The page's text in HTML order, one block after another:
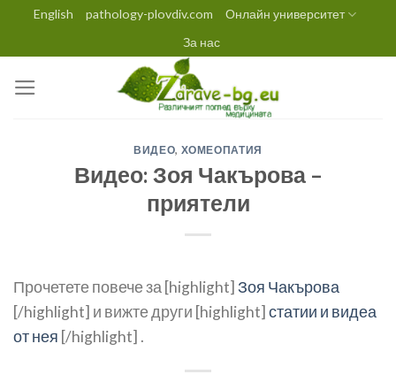
content
English pathology-plovdiv.com
Онлайн университет
За нас
ВИДЕО, ХОМЕОПАТИЯ
Видео: Зоя Чакърова –
приятели
Прочетете повече за [highlight]Зоя Чакърова
[/highlight] и вижте други [highlight]статии и видеа
от нея [/highlight] .